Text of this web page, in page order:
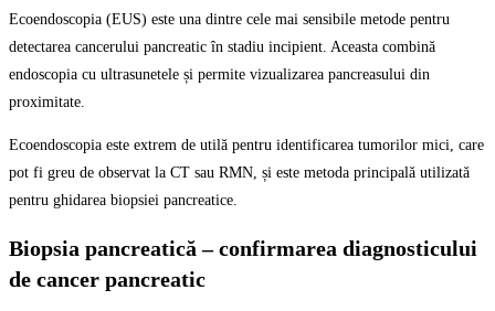
Ecoendoscopia (EUS) este una dintre cele mai sensibile metode pentru
detectarea cancerului pancreatic în stadiu incipient. Aceasta combină
endoscopia cu ultrasunetele și permite vizualizarea pancreasului din
proximitate.
Ecoendoscopia este extrem de utilă pentru identificarea tumorilor mici, care
pot fi greu de observat la CT sau RMN, și este metoda principală utilizată
pentru ghidarea biopsiei pancreatice.
Biopsia pancreatică – confirmarea diagnosticului
de cancer pancreatic